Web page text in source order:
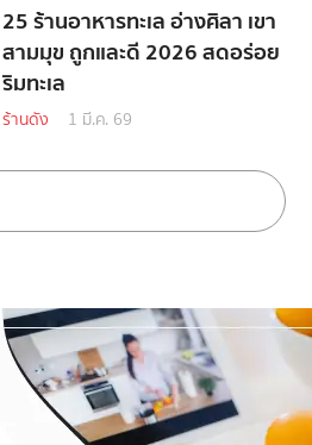
25 ร้านอาหารทะเล อ่างศิลา เขา
สามมุข ถูกและดี 2026 สดอร่อย
ริมทะเล
ร้านดัง 1 มี.ค. 69